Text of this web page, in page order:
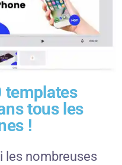
templates
tous les
!
les nombreuses